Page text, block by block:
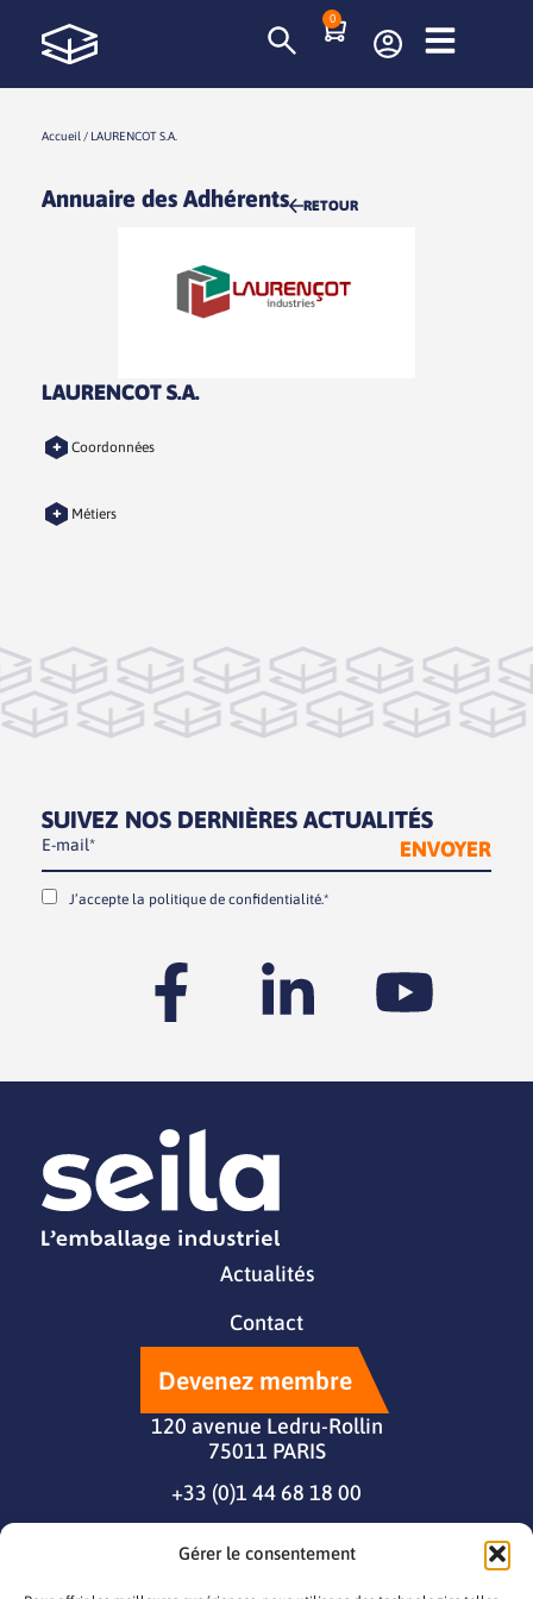
Gérer le consentement
0
Accueil / LAURENCOT S.A.
Annuaire des Adhérents RETOUR
LAURENCOT S.A.
Coordonnées
+
Métiers
+
SUIVEZ NOS DERNIÈRES ACTUALITÉS
J’accepte la politique de confidentialité.*
Actualités
Contact
120 avenue Ledru-Rollin
75011 PARIS
+33 (0)1 44 68 18 00
Devenez membre